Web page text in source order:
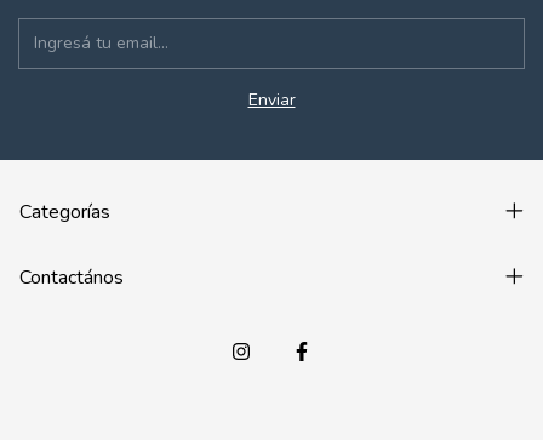
Categorías
Contactános